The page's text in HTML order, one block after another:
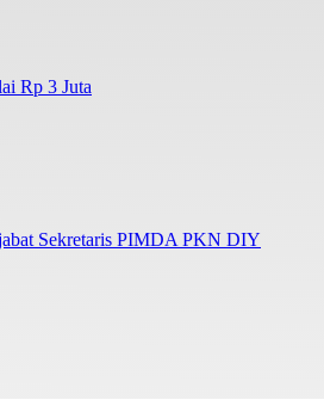
Rp 3 Juta
Sekretaris PIMDA PKN DIY